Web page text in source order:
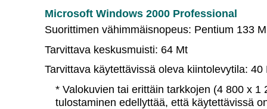
Microsoft Windows 2000 Professional
Suorittimen vähimmäisnopeus: Pentium 133
Tarvittava keskusmuisti: 64 Mt
Tarvittava käytettävissä oleva kiintolevytila: 40
* Valokuvien tai erittäin tarkkojen (4 800 x 1
tulostaminen edellyttää, että käytettävissä